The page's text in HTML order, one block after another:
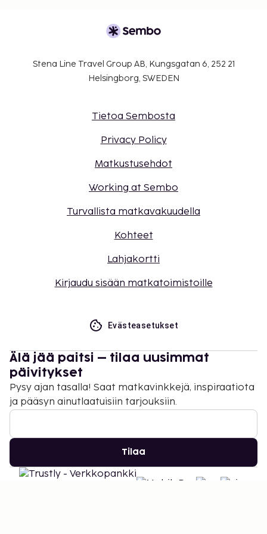
ottamalla yhteyttä majoituspaikkaan.
Kaikki maksut voidaan maksaa käteisettömillä
maksutavoilla, ja asiakkaat voivat päästä
huoneeseen mobiililaitteella.
kaikki asiakkaat seksuaaliseen
katsomatta (LGBTQ+ -ystävällinen).
Stena Line Travel Group AB, Kungsgatan 6, 252 21
Helsingborg, SWEDEN
Tietoa Sembosta
Privacy Policy
Matkustusehdot
Working at Sembo
Turvallista matkavakuudella
Kohteet
Lahjakortti
Kirjaudu sisään matkatoimistoille
Evästeasetukset
Älä jää paitsi – tilaa uusimmat
päivitykset
Pysy ajan tasalla! Saat matkavinkkejä, inspiraatiota
ja pääsyn ainutlaatuisiin tarjouksiin.
Tilaa